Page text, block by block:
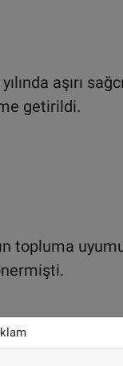
aşırı
getirildi.
topluma